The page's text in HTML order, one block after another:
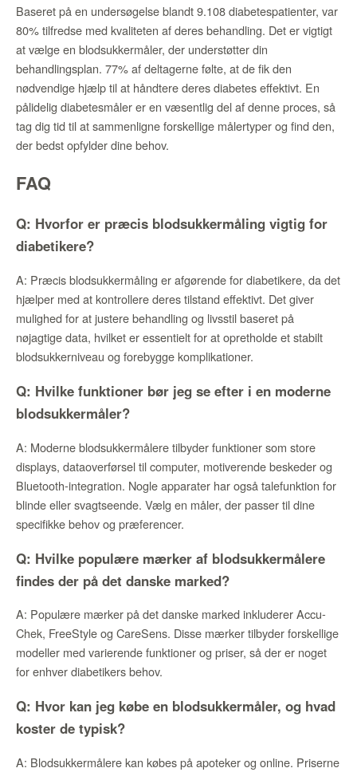
Baseret på en undersøgelse blandt 9.108 diabetespatienter, var
80% tilfredse med kvaliteten af deres behandling. Det er vigtigt
at vælge en blodsukkermåler, der understøtter din
behandlingsplan. 77% af deltagerne følte, at de fik den
nødvendige hjælp til at håndtere deres diabetes effektivt. En
pålidelig diabetesmåler er en væsentlig del af denne proces, så
tag dig tid til at sammenligne forskellige målertyper og find den,
der bedst opfylder dine behov.
FAQ
Q: Hvorfor er præcis blodsukkermåling vigtig for
diabetikere?
A: Præcis blodsukkermåling er afgørende for diabetikere, da det
hjælper med at kontrollere deres tilstand effektivt. Det giver
mulighed for at justere behandling og livsstil baseret på
nøjagtige data, hvilket er essentielt for at opretholde et stabilt
blodsukkerniveau og forebygge komplikationer.
Q: Hvilke funktioner bør jeg se efter i en moderne
blodsukkermåler?
A: Moderne blodsukkermålere tilbyder funktioner som store
displays, dataoverførsel til computer, motiverende beskeder og
Bluetooth-integration. Nogle apparater har også talefunktion for
blinde eller svagtseende. Vælg en måler, der passer til dine
specifikke behov og præferencer.
Q: Hvilke populære mærker af blodsukkermålere
findes der på det danske marked?
A: Populære mærker på det danske marked inkluderer Accu-
Chek, FreeStyle og CareSens. Disse mærker tilbyder forskellige
modeller med varierende funktioner og priser, så der er noget
for enhver diabetikers behov.
Q: Hvor kan jeg købe en blodsukkermåler, og hvad
koster de typisk?
A: Blodsukkermålere kan købes på apoteker og online. Priserne